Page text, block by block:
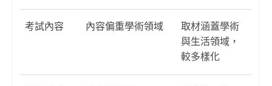
考試內容 內容偏重學術領域
取材涵蓋學術
與生活領域，
較多樣化